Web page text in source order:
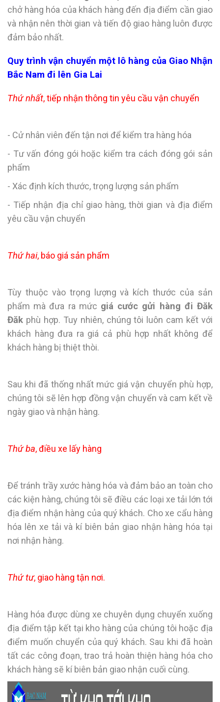
chở hàng hóa của khách hàng đến địa điểm cần giao
và nhận nên thời gian và tiến độ giao hàng luôn được
đảm bảo nhất.
Quy trình vận chuyển một lô hàng của Giao Nhận
Bắc Nam đi lên Gia Lai
Thứ nhất, tiếp nhận thông tin yêu cầu vận chuyển
- Cử nhân viên đến tận nơi để kiểm tra hàng hóa
- Tư vấn đóng gói hoặc kiểm tra cách đóng gói sản
phẩm
- Xác định kích thước, trọng lượng sản phẩm
- Tiếp nhận địa chỉ giao hàng, thời gian và địa điểm
yêu cầu vận chuyển
Thứ hai, báo giá sản phẩm
Tùy thuộc vào trọng lượng và kích thước của sản
phẩm mà đưa ra mức giá cước gửi hàng đi Đăk
Đăk phù hợp. Tuy nhiên, chúng tôi luôn cam kết với
khách hàng đưa ra giá cả phù hợp nhất không để
khách hàng bị thiệt thòi.
Sau khi đã thống nhất mức giá vận chuyển phù hợp,
chúng tôi sẽ lên hợp đồng vận chuyển và cam kết về
ngày giao và nhận hàng.
Thứ ba, điều xe lấy hàng
Để tránh trầy xước hàng hóa và đảm bảo an toàn cho
các kiện hàng, chúng tôi sẽ điều các loại xe tải lớn tới
địa điểm nhận hàng của quý khách. Cho xe cẩu hàng
hóa lên xe tải và kí biên bản giao nhận hàng hóa tại
nơi nhận hàng.
Thứ tư, giao hàng tận nơi.
Hàng hóa được dùng xe chuyên dụng chuyển xuống
địa điểm tập kết tại kho hàng của chúng tôi hoặc địa
điểm muốn chuyển của quý khách. Sau khi đã hoàn
tất các công đoạn, trao trả hoàn thiện hàng hóa cho
khách hàng sẽ kí biên bản giao nhận cuối cùng.